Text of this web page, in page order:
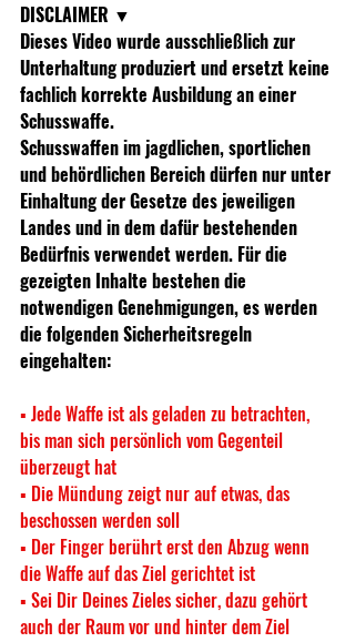
DISCLAIMER ▼
Dieses Video wurde ausschließlich zur
Unterhaltung produziert und ersetzt keine
fachlich korrekte Ausbildung an einer
Schusswaffe.
Schusswaffen im jagdlichen, sportlichen
und behördlichen Bereich dürfen nur unter
Einhaltung der Gesetze des jeweiligen
Landes und in dem dafür bestehenden
Bedürfnis verwendet werden. Für die
gezeigten Inhalte bestehen die
notwendigen Genehmigungen, es werden
die folgenden Sicherheitsregeln
eingehalten:
▪ Jede Waffe ist als geladen zu betrachten,
bis man sich persönlich vom Gegenteil
überzeugt hat
▪ Die Mündung zeigt nur auf etwas, das
beschossen werden soll
▪ Der Finger berührt erst den Abzug wenn
die Waffe auf das Ziel gerichtet ist
▪ Sei Dir Deines Zieles sicher, dazu gehört
auch der Raum vor und hinter dem Ziel